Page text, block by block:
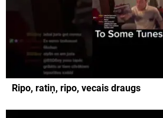
Ripo, ratiņ, ripo, vecais draugs